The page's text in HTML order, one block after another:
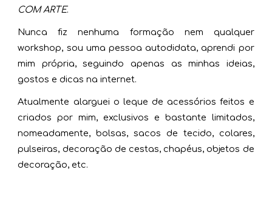
COM ARTE.
Nunca fiz nenhuma formação nem qualquer
workshop, sou uma pessoa autodidata, aprendi por
mim própria, seguindo apenas as minhas ideias,
gostos e dicas na internet.
Atualmente alarguei o leque de acessórios feitos e
criados por mim, exclusivos e bastante limitados,
nomeadamente, bolsas, sacos de tecido, colares,
pulseiras, decoração de cestas, chapéus, objetos de
decoração, etc.